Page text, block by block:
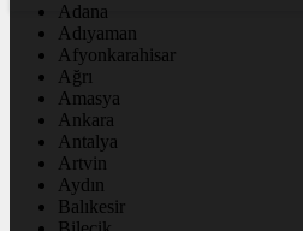
Adana
Adıyaman
Afyonkarahisar
Ağrı
Amasya
Ankara
Antalya
Artvin
Aydın
Balıkesir